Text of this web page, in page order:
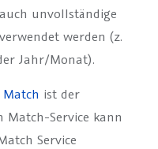
unvollständige
werden (z.
Jahr/Monat).
Match ist der
Match-Service kann
Service